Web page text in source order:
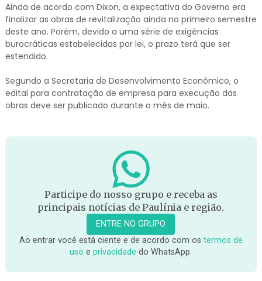
Ainda de acordo com Dixon, a expectativa do Governo era
finalizar as obras de revitalização ainda no primeiro semestre
deste ano. Porém, devido a uma série de exigências
burocráticas estabelecidas por lei, o prazo terá que ser
estendido.
Segundo a Secretaria de Desenvolvimento Econômico, o
edital para contratação de empresa para execução das
obras deve ser publicado durante o mês de maio.
Participe do nosso grupo e receba as
principais notícias de Paulínia e região.
ENTRE NO GRUPO
Ao entrar você está ciente e de acordo com os termos de
uso eprivacidade do WhatsApp.